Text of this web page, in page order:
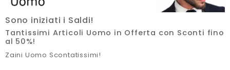
Sono iniziati i Saldi!
Tantissimi Articoli Uomo in Offerta con Sconti fino
al 50%!
Zaini Uomo Scontatissimi!